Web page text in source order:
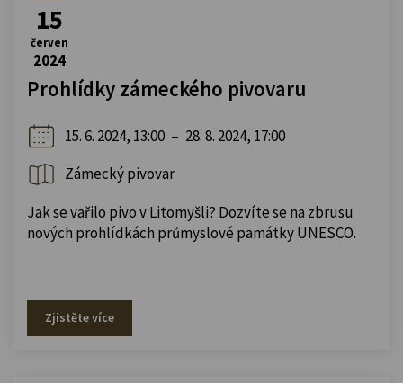
15
červen
2024
Prohlídky zámeckého pivovaru
15. 6. 2024, 13:00 – 28. 8. 2024, 17:00
Zámecký pivovar
Jak se vařilo pivo v Litomyšli? Dozvíte se na zbrusu
nových prohlídkách průmyslové památky UNESCO.
Zjistěte více